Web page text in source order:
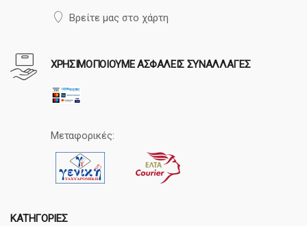
Βρείτε μας στο χάρτη
ΧΡΗΣΙΜΟΠΟΙΟΥΜΕ ΑΣΦΑΛΕΙΣ ΣΥΝΑΛΛΑΓΕΣ
Μεταφορικές:
ΚΑΤΗΓΟΡΊΕΣ